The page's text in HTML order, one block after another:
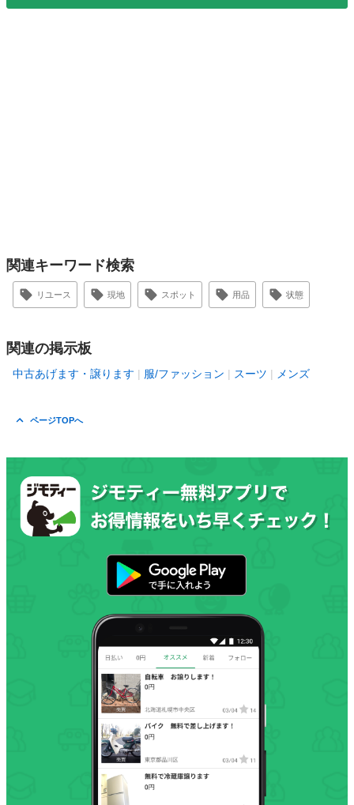
関連キーワード検索
リユース 現地 スポット 用品 状態
関連の掲示板
中古あげます・譲ります 服/ファッション スーツ メンズ
ページTOPへ